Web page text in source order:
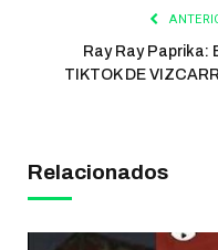
Ray Ray Paprika:
TIKTOK DE
Relacionados